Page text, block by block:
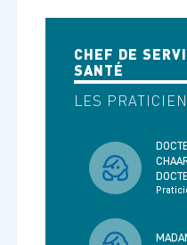
CHEF DE
SANTÉ
LES